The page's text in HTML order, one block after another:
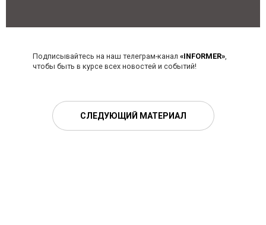
Подписывайтесь на наш телеграм-канал «INFORMER»,
чтобы быть в курсе всех новостей и событий!
СЛЕДУЮЩИЙ МАТЕРИАЛ